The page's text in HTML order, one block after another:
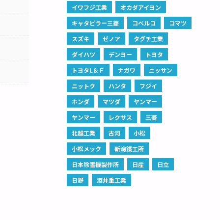
イワフジ工業
オカダアイヨン
キャタピラー三菱
コベルコ
コマツ
スズキ
ゼノア
タグチ工業
ダイハツ
デンヨー
トヨタ
トヨタL＆Ｆ
ナガワ
ニッサン
ニットク
ハンタ
フジイ
ホンダ
マツダ
ヤンマー
ヤンマー
レクサス
三菱
北越工業
古河
小松
小松メック
新潟鐵工所
日本除雪機製作所
日産
日立
日野
酒井重工業